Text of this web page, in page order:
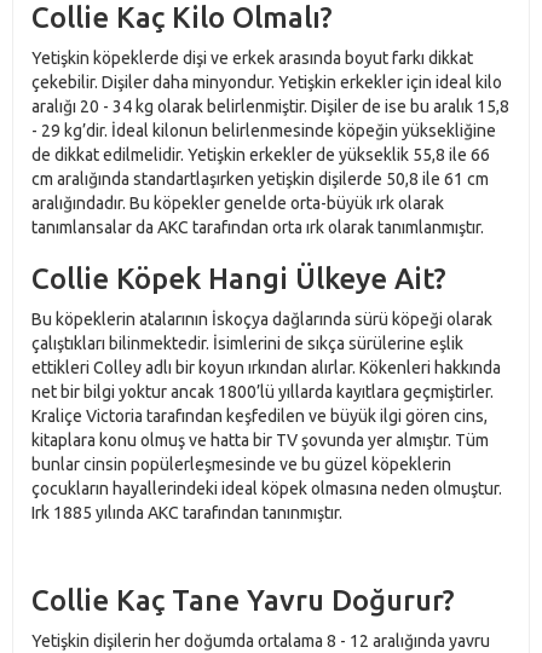
Collie Kaç Kilo Olmalı?
Yetişkin köpeklerde dişi ve erkek arasında boyut farkı dikkat
çekebilir. Dişiler daha minyondur. Yetişkin erkekler için ideal kilo
aralığı 20 - 34 kg olarak belirlenmiştir. Dişiler de ise bu aralık 15,8
- 29 kg’dir. İdeal kilonun belirlenmesinde köpeğin yüksekliğine
de dikkat edilmelidir. Yetişkin erkekler de yükseklik 55,8 ile 66
cm aralığında standartlaşırken yetişkin dişilerde 50,8 ile 61 cm
aralığındadır. Bu köpekler genelde orta-büyük ırk olarak
tanımlansalar da AKC tarafından orta ırk olarak tanımlanmıştır.
Collie Köpek Hangi Ülkeye Ait?
Bu köpeklerin atalarının İskoçya dağlarında sürü köpeği olarak
çalıştıkları bilinmektedir. İsimlerini de sıkça sürülerine eşlik
ettikleri Colley adlı bir koyun ırkından alırlar. Kökenleri hakkında
net bir bilgi yoktur ancak 1800’lü yıllarda kayıtlara geçmiştirler.
Kraliçe Victoria tarafından keşfedilen ve büyük ilgi gören cins,
kitaplara konu olmuş ve hatta bir TV şovunda yer almıştır. Tüm
bunlar cinsin popülerleşmesinde ve bu güzel köpeklerin
çocukların hayallerindeki ideal köpek olmasına neden olmuştur.
Irk 1885 yılında AKC tarafından tanınmıştır.
Collie Kaç Tane Yavru Doğurur?
Yetişkin dişilerin her doğumda ortalama 8 - 12 aralığında yavru